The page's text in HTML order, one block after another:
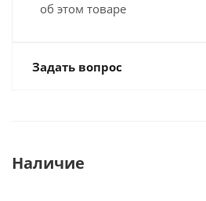
об этом товаре
Задать вопрос
Наличие